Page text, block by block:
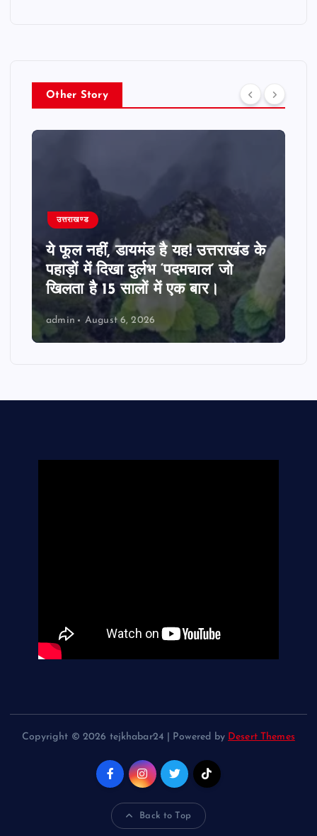
Other Story
उत्तराखण्ड
ये फूल नहीं, डायमंड है यह! उत्तराखंड के
पहाड़ों में दिखा दुर्लभ ‘पदमचाल’ जो
खिलता है 15 सालों में एक बार।
admin August 6, 2026
Copyright © 2026 tejkhabar24 | Powered by Desert Themes
Back to Top